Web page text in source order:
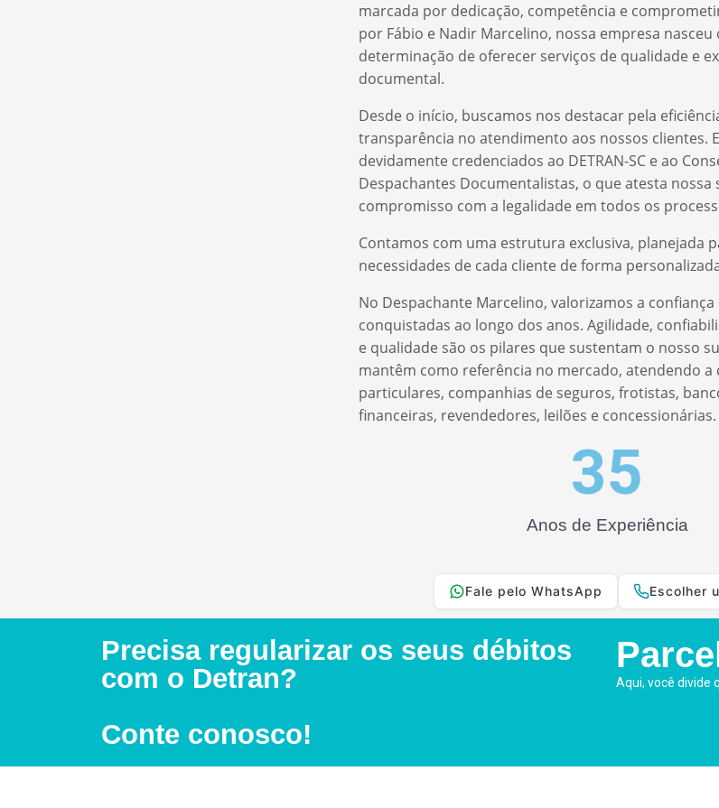
marcada por dedicação, competência e
por Fábio e Nadir Marcelino, nossa empresa nasceu
determinação de oferecer serviços de qualidade e
documental.
Desde o início, buscamos nos destacar pela
transparência no atendimento aos nossos clientes.
devidamente credenciados ao DETRAN-SC e ao
Despachantes Documentalistas, o que atesta nossa
compromisso com a legalidade em todos os
Contamos com uma estrutura exclusiva, planejada
necessidades de cada cliente de forma
No Despachante Marcelino, valorizamos a
conquistadas ao longo dos anos. Agilidade,
e qualidade são os pilares que sustentam o nosso
mantêm como referência no mercado, atendendo a
particulares, companhias de seguros, frotistas,
financeiras, revendedores, leilões e concessionárias.
Anos de Experiência
35
Fale pelo WhatsApp Escolher
Precisa regularizar os seus débitos
com o Detran?
Conte conosco!
Aqui, você divide